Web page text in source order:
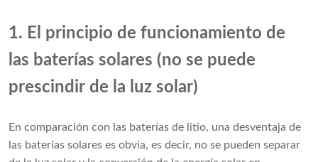
1. El principio de funcionamiento de
las baterías solares (no se puede
prescindir de la luz solar)
En comparación con las baterías de litio, una desventaja de
las baterías solares es obvia, es decir, no se pueden separar